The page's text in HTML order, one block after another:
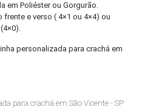
em Poliéster ou Gorgurão.
e verso ( 4×1 ou 4×4) ou
personalizada para crachá em
para crachá em São Vicente - SP